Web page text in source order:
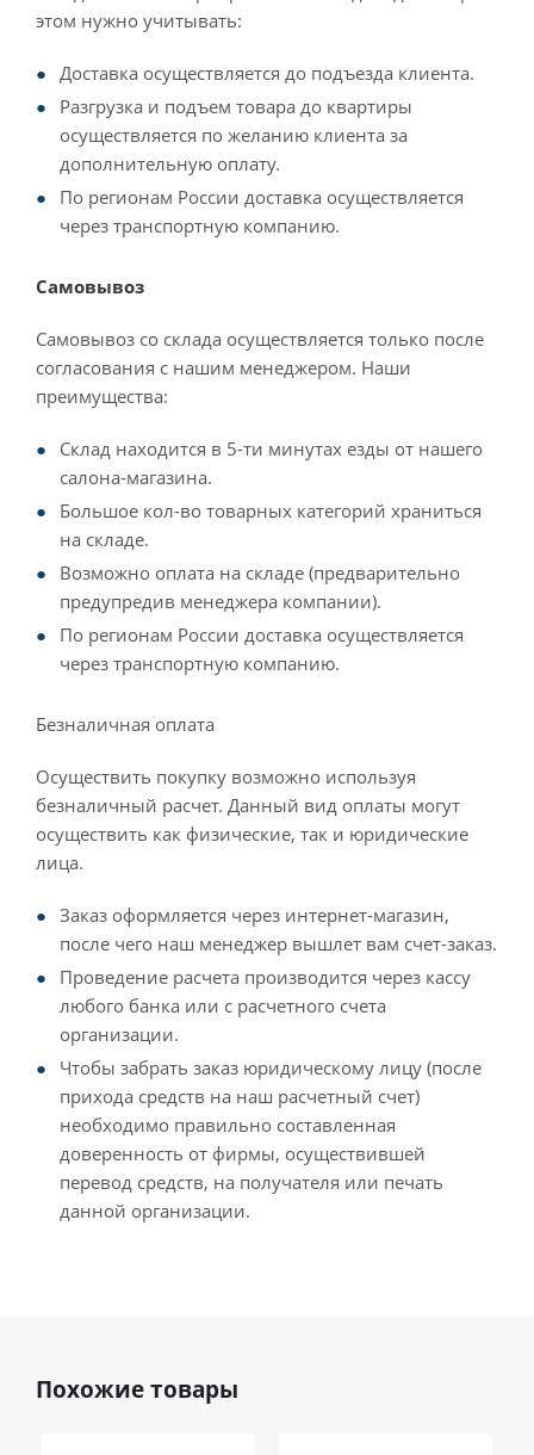
этом нужно учитывать:
Доставка осуществляется до подъезда клиента.
Разгрузка и подъем товара до квартиры
осуществляется по желанию клиента за
дополнительную оплату.
По регионам России доставка осуществляется
через транспортную компанию.
Самовывоз
Самовывоз со склада осуществляется только после
согласования с нашим менеджером. Наши
преимущества:
Склад находится в 5-ти минутах езды от нашего
салона-магазина.
Большое кол-во товарных категорий храниться
на складе.
Возможно оплата на складе (предварительно
предупредив менеджера компании).
По регионам России доставка осуществляется
через транспортную компанию.
Безналичная оплата
Осуществить покупку возможно используя
безналичный расчет. Данный вид оплаты могут
осуществить как физические, так и юридические
лица.
Заказ оформляется через интернет-магазин,
после чего наш менеджер вышлет вам счет-заказ.
Проведение расчета производится через кассу
любого банка или с расчетного счета
организации.
Чтобы забрать заказ юридическому лицу (после
прихода средств на наш расчетный счет)
необходимо правильно составленная
доверенность от фирмы, осуществившей
перевод средств, на получателя или печать
данной организации.
Похожие товары